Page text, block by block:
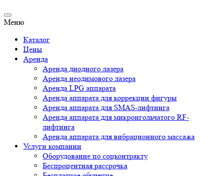
Меню
Каталог
Цены
Аренда
Аренда диодного лазера
Аренда неодимового лазера
Аренда LPG аппарата
Аренда аппарата для коррекции фигуры
Аренда аппарата для SMAS-лифтинга
Аренда аппарата для микроигольчатого RF-
лифтинга
Аренда аппарата для вибрационного массажа
Услуги компании
Оборудование по соцконтракту
Беспроцентная рассрочка